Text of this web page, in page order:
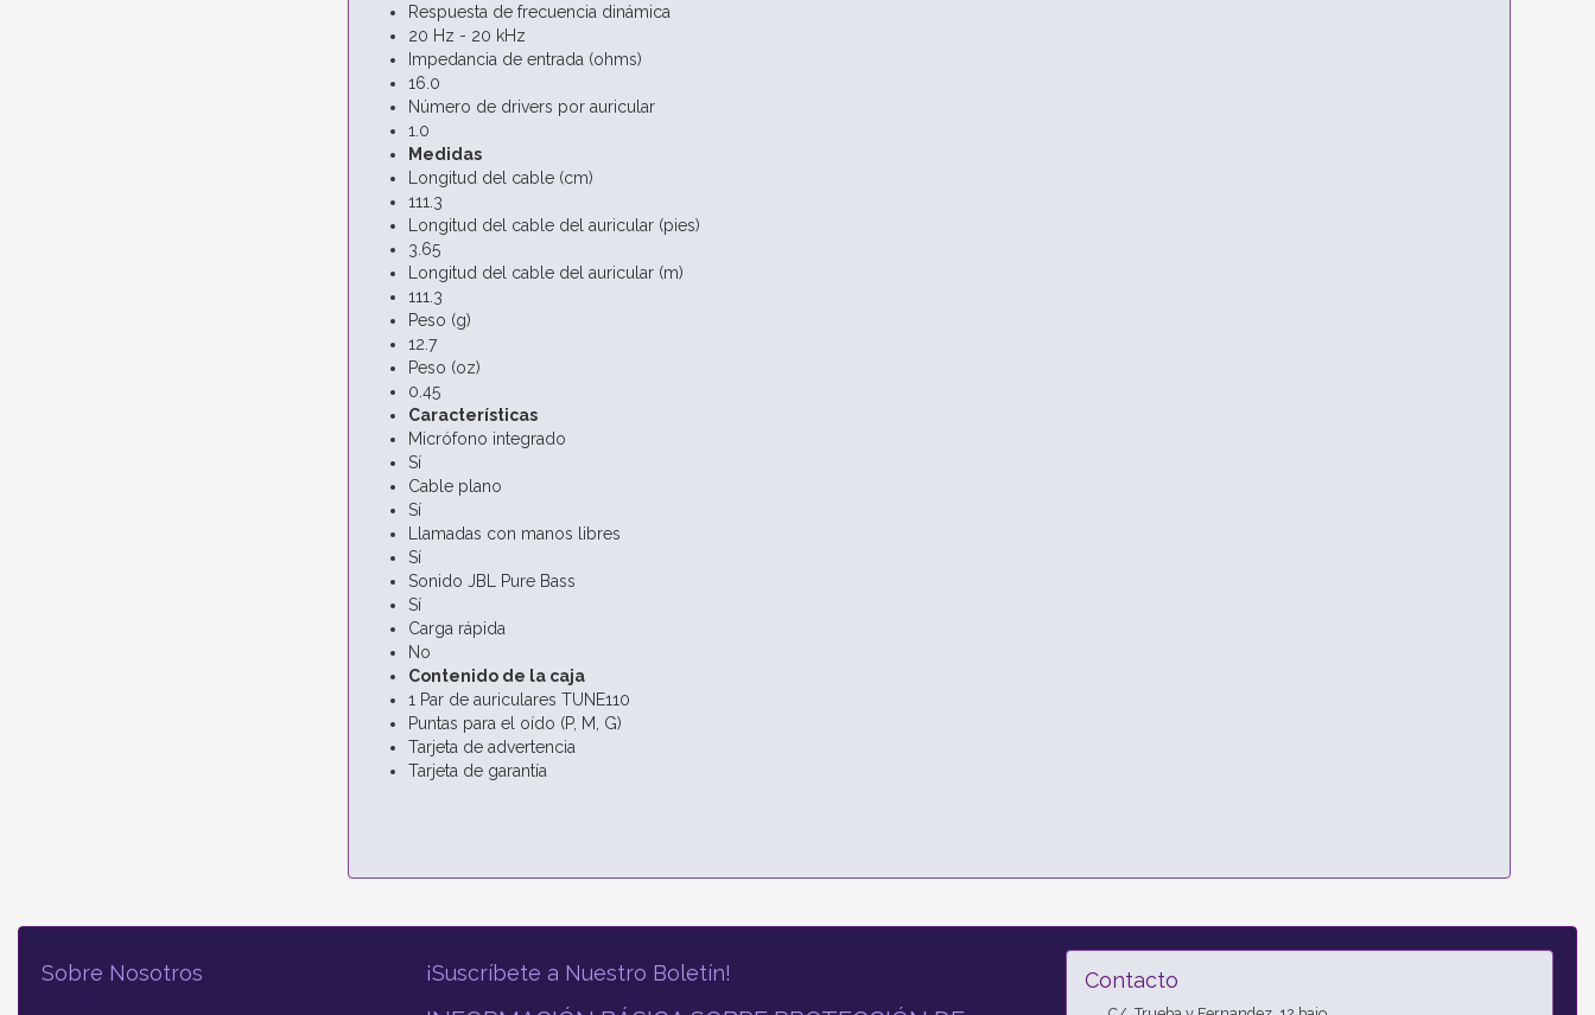
Respuesta de frecuencia dinámica
20 Hz - 20 kHz
Impedancia de entrada (ohms)
16.0
Número de drivers por auricular
1.0
Medidas
Longitud del cable (cm)
111.3
Longitud del cable del auricular (pies)
3.65
Longitud del cable del auricular (m)
111.3
Peso (g)
12.7
Peso (oz)
0.45
Características
Micrófono integrado
Sí
Cable plano
Sí
Llamadas con manos libres
Sí
Sonido JBL Pure Bass
Sí
Carga rápida
No
Contenido de la caja
1 Par de auriculares TUNE110
Puntas para el oído (P, M, G)
Tarjeta de advertencia
Tarjeta de garantía
Sobre Nosotros ¡Suscríbete a Nuestro Boletín! Contacto